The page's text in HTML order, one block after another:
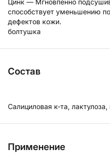
способствует уменьшению
дефектов кожи.
болтушка
Состав
Салициловая к-та, лактулоза,
Применение